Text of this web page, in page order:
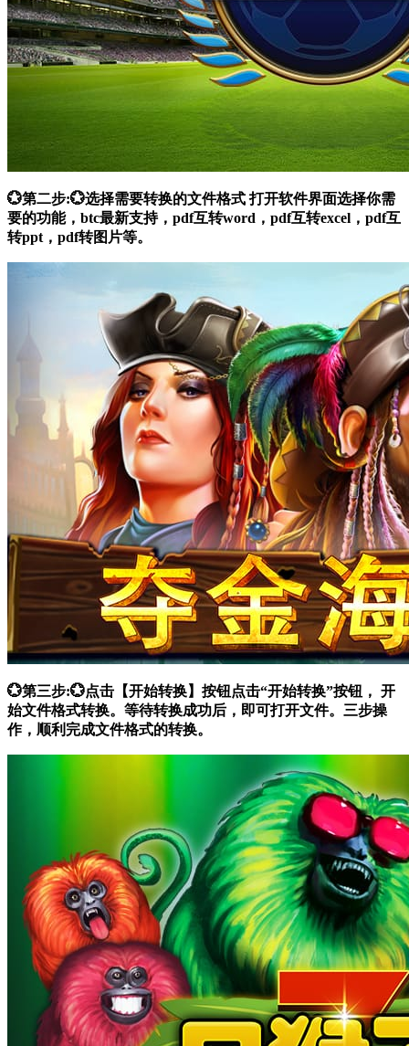
💮第二步:💮选择需要转换的文件格式 打开软件界面选择你需
要的功能，btc最新支持，pdf互转word，pdf互转excel，pdf互
转ppt，pdf转图片等。
💮第三步:💮点击【开始转换】按钮点击“开始转换”按钮， 开
始文件格式转换。等待转换成功后，即可打开文件。三步操
作，顺利完成文件格式的转换。